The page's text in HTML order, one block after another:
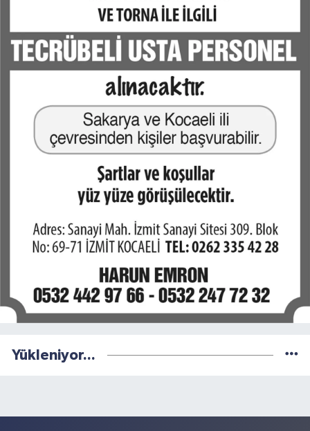
Yükleniyor...